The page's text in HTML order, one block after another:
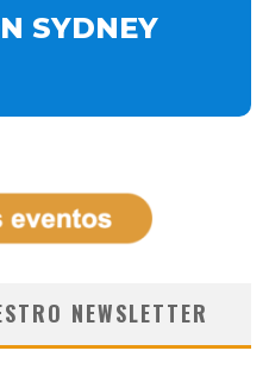
SYDNEY
NEWSLETTER